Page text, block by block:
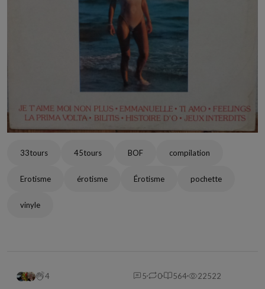
33tours 45tours BOF compilation
Erotisme érotisme Érotisme pochette
vinyle
4 5 0 564 22522